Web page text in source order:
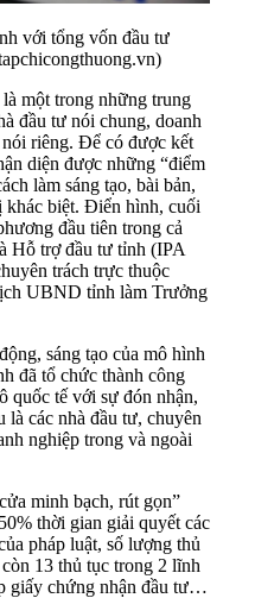
với tổng vốn đầu tư
một trong những trung
đầu tư nói chung, doanh
riêng. Để có được kết
diện được những “điểm
làm sáng tạo, bài bản,
khác biệt. Điển hình, cuối
đầu tiên trong cả
Hỗ trợ đầu tư tỉnh (IPA
trách trực thuộc
UBND tỉnh làm Trưởng
sáng tạo của mô hình
đã tổ chức thành công
quốc tế với sự đón nhận,
là các nhà đầu tư, chuyên
nghiệp trong và ngoài
minh bạch, rút gọn”
thời gian giải quyết các
pháp luật, số lượng thủ
13 thủ tục trong 2 lĩnh
giấy chứng nhận đầu tư…